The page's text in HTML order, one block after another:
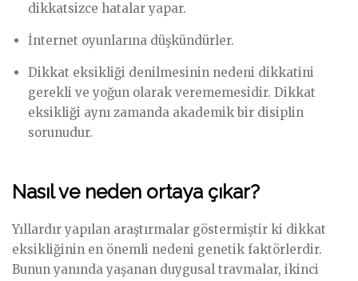
dikkatsizce hatalar yapar.
İnternet oyunlarına düşkündürler.
Dikkat eksikliği denilmesinin nedeni dikkatini
gerekli ve yoğun olarak verememesidir. Dikkat
eksikliği aynı zamanda akademik bir disiplin
sorunudur.
Nasıl ve neden ortaya çıkar?
Yıllardır yapılan araştırmalar göstermiştir ki dikkat
eksikliğinin en önemli nedeni genetik faktörlerdir.
Bunun yanında yaşanan duygusal travmalar, ikinci